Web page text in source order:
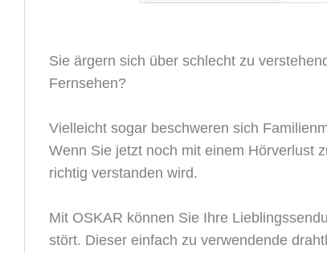
Sie ärgern sich über schlecht zu
Fernsehen?
Vielleicht sogar beschweren sich
Wenn Sie jetzt noch mit einem Hörverlust
richtig verstanden wird.
Mit OSKAR können Sie Ihre
stört. Dieser einfach zu verwendende